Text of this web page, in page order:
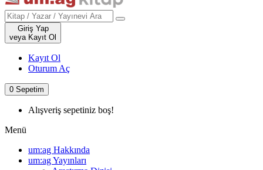
Giriş Yap
veya Kayıt Ol
Kayıt Ol
Oturum Aç
0 Sepetim
Alışveriş sepetiniz boş!
Menü
um:ag Hakkında
um:ag Yayınları